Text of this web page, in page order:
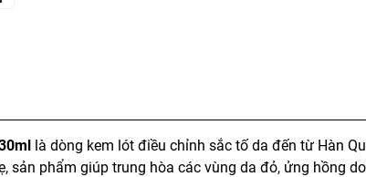
là dòng kem lót điều chỉnh sắc tố da đến từ Hàn
sản phẩm giúp trung hòa các vùng da đỏ, ửng hồng